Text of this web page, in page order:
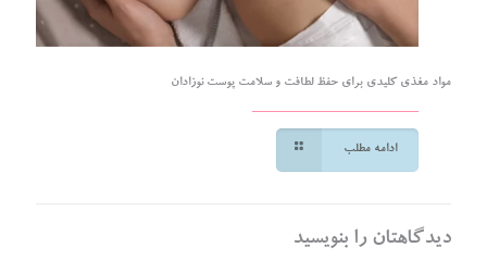
مواد مغذی کلیدی برای حفظ لطافت و سلامت پوست نوزادان
ادامه مطلب
دیدگاهتان را بنویسید